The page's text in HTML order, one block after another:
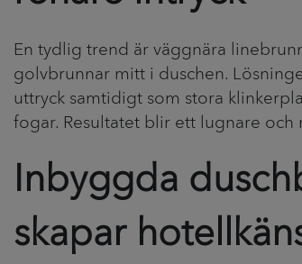
En tydlig trend är väggnära
golvbrunnar mitt i duschen.
uttryck samtidigt som stora
fogar. Resultatet blir ett lugnare och
Inbyggda
skapar